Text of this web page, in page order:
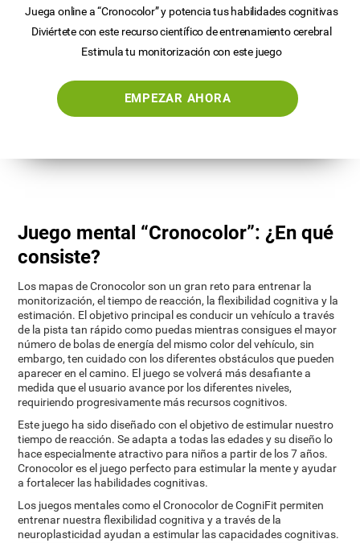
Juega online a “Cronocolor” y potencia tus habilidades cognitivas
Diviértete con este recurso científico de entrenamiento cerebral
Estimula tu monitorización con este juego
EMPEZAR AHORA
Juego mental “Cronocolor”: ¿En qué
consiste?
Los mapas de Cronocolor son un gran reto para entrenar la
monitorización, el tiempo de reacción, la flexibilidad cognitiva y la
estimación. El objetivo principal es conducir un vehículo a través
de la pista tan rápido como puedas mientras consigues el mayor
número de bolas de energía del mismo color del vehículo, sin
embargo, ten cuidado con los diferentes obstáculos que pueden
aparecer en el camino. El juego se volverá más desafiante a
medida que el usuario avance por los diferentes niveles,
requiriendo progresivamente más recursos cognitivos.
Este juego ha sido diseñado con el objetivo de estimular nuestro
tiempo de reacción. Se adapta a todas las edades y su diseño lo
hace especialmente atractivo para niños a partir de los 7 años.
Cronocolor es el juego perfecto para estimular la mente y ayudar
a fortalecer las habilidades cognitivas.
Los juegos mentales como el Cronocolor de CogniFit permiten
entrenar nuestra flexibilidad cognitiva y a través de la
neuroplasticidad ayudan a estimular las capacidades cognitivas.